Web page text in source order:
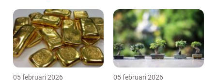
05 februari 2026 05 februari 2026